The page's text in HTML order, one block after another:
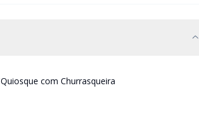
Quiosque com Churrasqueira